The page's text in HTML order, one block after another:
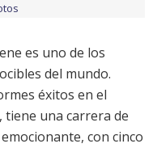
es uno de los
del mundo.
éxitos en el
tiene una carrera de
con cinco